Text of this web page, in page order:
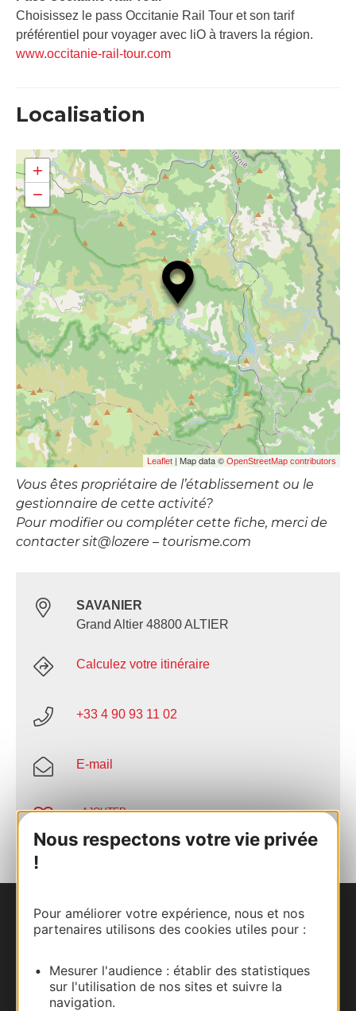
Nous respectons votre vie privée
!
Pour améliorer votre expérience, nous et nos
partenaires utilisons des cookies utiles pour :
Mesurer l'audience : établir des statistiques
sur l'utilisation de nos sites et suivre la
navigation.
Choisissez le pass Occitanie Rail Tour et son tarif
préférentiel pour voyager avec liO à travers la région.
www.occitanie-rail-tour.com
Localisation
+
−
Leaflet | Map data © OpenStreetMap contributors
Vous êtes propriétaire de l’établissement ou le
gestionnaire de cette activité?
Pour modifier ou compléter cette fiche, merci de
contacter sit@lozere – tourisme.com
SAVANIER
Grand Altier 48800 ALTIER
Calculez votre itinéraire
+33 4 90 93 11 02
E-mail
AJOUTER
Nous contacter
Documentation